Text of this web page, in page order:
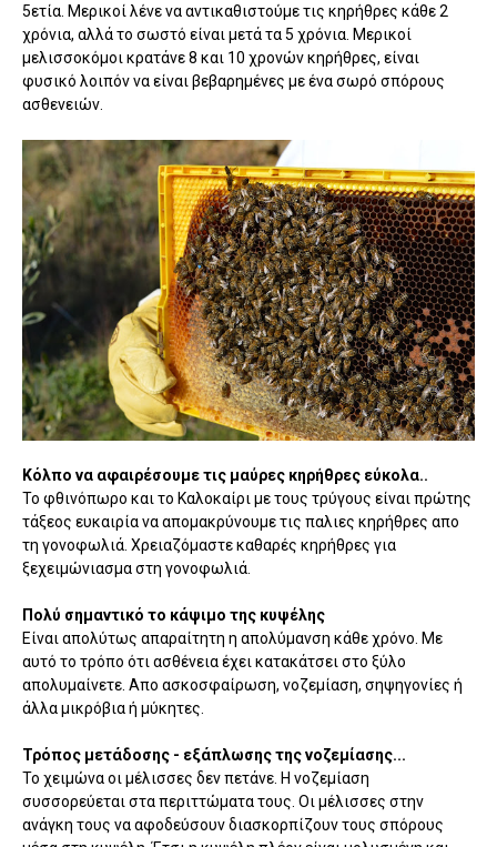
5ετία. Μερικοί λένε να αντικαθιστούμε τις κηρήθρες κάθε 2
χρόνια, αλλά το σωστό είναι μετά τα 5 χρόνια. Μερικοί
μελισσοκόμοι κρατάνε 8 και 10 χρονών κηρήθρες, είναι
φυσικό λοιπόν να είναι βεβαρημένες με ένα σωρό σπόρους
ασθενειών.
Κόλπο να αφαιρέσουμε τις μαύρες κηρήθρες εύκολα..
Το φθινόπωρο και το Καλοκαίρι με τους τρύγους είναι πρώτης
τάξεος ευκαιρία να απομακρύνουμε τις παλιες κηρήθρες απο
τη γονοφωλιά. Χρειαζόμαστε καθαρές κηρήθρες για
ξεχειμώνιασμα στη γονοφωλιά.
Πολύ σημαντικό το κάψιμο της κυψέλης
Είναι απολύτως απαραίτητη η απολύμανση κάθε χρόνο. Με
αυτό το τρόπο ότι ασθένεια έχει κατακάτσει στο ξύλο
απολυμαίνετε. Απο ασκοσφαίρωση, νοζεμίαση, σηψηγονίες ή
άλλα μικρόβια ή μύκητες.
Τρόπος μετάδοσης - εξάπλωσης της νοζεμίασης...
Το χειμώνα οι μέλισσες δεν πετάνε. Η νοζεμίαση
συσσορεύεται στα περιττώματα τους. Οι μέλισσες στην
ανάγκη τους να αφοδεύσουν διασκορπίζουν τους σπόρους